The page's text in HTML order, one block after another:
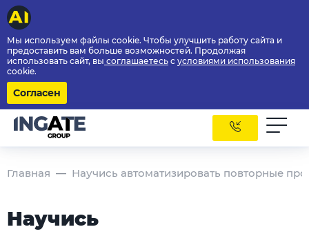
Мы используем файлы cookie. Чтобы улучшить работу сайта и
предоставить вам больше возможностей. Продолжая
использовать сайт, вы соглашаетесь с условиями использования
cookie.
Согласен
Главная Научись автоматизировать повторные
Научись